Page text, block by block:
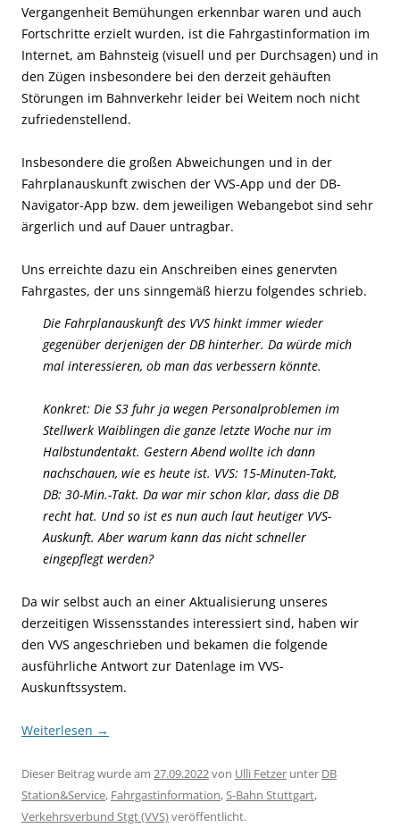
Vergangenheit Bemühungen erkennbar waren und auch
Fortschritte erzielt wurden, ist die Fahrgastinformation im
Internet, am Bahnsteig (visuell und per Durchsagen) und in
den Zügen insbesondere bei den derzeit gehäuften
Störungen im Bahnverkehr leider bei Weitem noch nicht
zufriedenstellend.
Insbesondere die großen Abweichungen und in der
Fahrplanauskunft zwischen der VVS-App und der DB-
Navigator-App bzw. dem jeweiligen Webangebot sind sehr
ärgerlich und auf Dauer untragbar.
Uns erreichte dazu ein Anschreiben eines genervten
Fahrgastes, der uns sinngemäß hierzu folgendes schrieb.
Die Fahrplanauskunft des VVS hinkt immer wieder
gegenüber derjenigen der DB hinterher. Da würde mich
mal interessieren, ob man das verbessern könnte.
Konkret: Die S3 fuhr ja wegen Personalproblemen im
Stellwerk Waiblingen die ganze letzte Woche nur im
Halbstundentakt. Gestern Abend wollte ich dann
nachschauen, wie es heute ist. VVS: 15-Minuten-Takt,
DB: 30-Min.-Takt. Da war mir schon klar, dass die DB
recht hat. Und so ist es nun auch laut heutiger VVS-
Auskunft. Aber warum kann das nicht schneller
eingepflegt werden?
Da wir selbst auch an einer Aktualisierung unseres
derzeitigen Wissensstandes interessiert sind, haben wir
den VVS angeschrieben und bekamen die folgende
ausführliche Antwort zur Datenlage im VVS-
Auskunftssystem.
Weiterlesen →
Dieser Beitrag wurde am 27.09.2022von Ulli Fetzer unter DB
Station&Service, Fahrgastinformation,S-Bahn Stuttgart,
Verkehrsverbund Stgt (VVS)veröffentlicht.